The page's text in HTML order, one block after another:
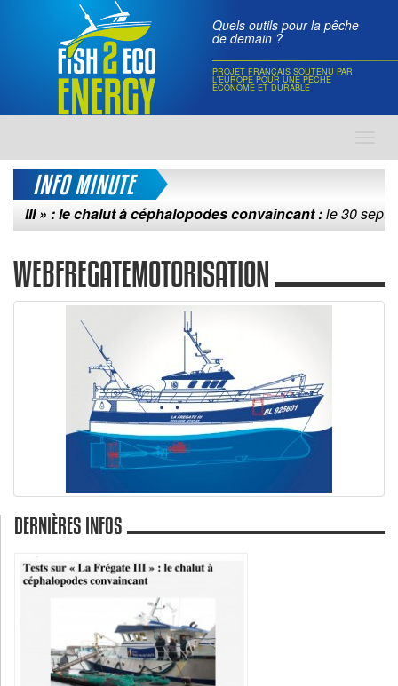
Quels outils pour la pêche
de demain ?
PROJET FRANÇAIS SOUTENU PAR
L'EUROPE POUR UNE PÊCHE
ÉCONOME ET DURABLE
INFO MINUTE
» : le chalut à céphalopodes convaincant :le 30
WEBFREGATEMOTORISATION
DERNIÈRES INFOS